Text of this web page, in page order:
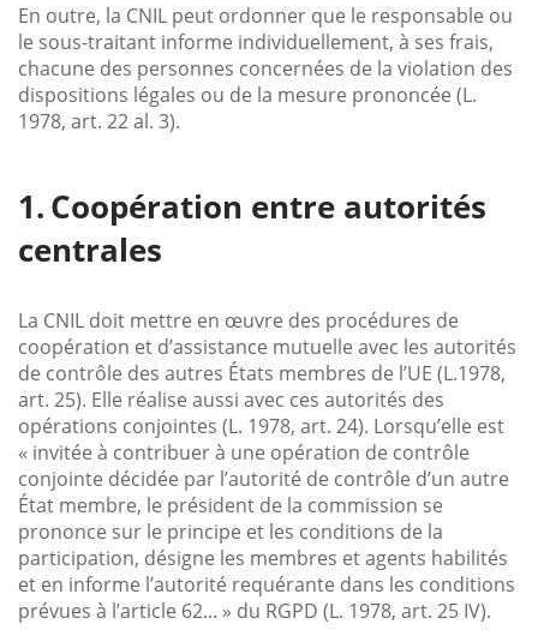
En outre, la CNIL peut ordonner que le responsable ou
le sous-traitant informe individuellement, à ses frais,
chacune des personnes concernées de la violation des
dispositions légales ou de la mesure prononcée (L.
1978, art. 22 al. 3).
Coopération entre autorités
centrales
La CNIL doit mettre en œuvre des procédures de
coopération et d’assistance mutuelle avec les autorités
de contrôle des autres États membres de l’UE (L.1978,
art. 25). Elle réalise aussi avec ces autorités des
opérations conjointes (L. 1978, art. 24). Lorsqu’elle est
« invitée à contribuer à une opération de contrôle
conjointe décidée par l’autorité de contrôle d’un autre
État membre, le président de la commission se
prononce sur le principe et les conditions de la
participation, désigne les membres et agents habilités
et en informe l’autorité requérante dans les conditions
prévues à l’article 62... » du RGPD (L. 1978, art. 25 IV).